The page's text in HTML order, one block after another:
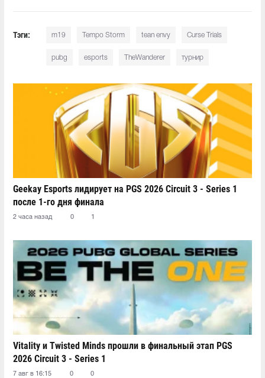
Тэги: m19 Tempo Storm tean envy Curse Trials
pubg esports TheWanderer турнир
Geekay Esports лидирует на PGS 2026 Circuit 3 - Series 1
после 1-го дня финала
2 часа назад 0 1
Vitality и Twisted Minds прошли в финальный этап PGS
2026 Circuit 3 - Series 1
7 авг в 16:15 0 0